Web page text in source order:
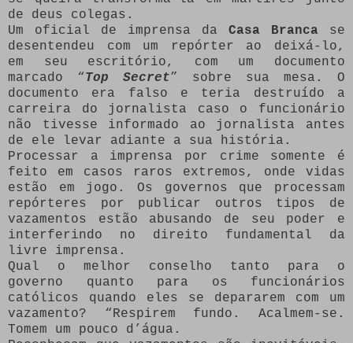
de deus colegas.
Um oficial de imprensa da Casa Branca se
desentendeu com um repórter ao deixá-lo,
em seu escritório, com um documento
marcado “Top Secret” sobre sua mesa. O
documento era falso e teria destruído a
carreira do jornalista caso o funcionário
não tivesse informado ao jornalista antes
de ele levar adiante a sua história.
Processar a imprensa por crime somente é
feito em casos raros extremos, onde vidas
estão em jogo. Os governos que processam
repórteres por publicar outros tipos de
vazamentos estão abusando de seu poder e
interferindo no direito fundamental da
livre imprensa.
Qual o melhor conselho tanto para o
governo quanto para os funcionários
católicos quando eles se depararem com um
vazamento? “Respirem fundo. Acalmem-se.
Tomem um pouco d’água.